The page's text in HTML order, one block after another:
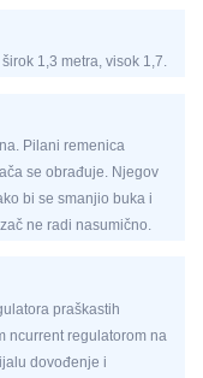
1,3 metra, visok 1,7.
Pilani remenica
se obrađuje. Njegov
bi se smanjio buka i
ne radi nasumično.
praškastih
ncurrent regulatorom na
dovođenje i